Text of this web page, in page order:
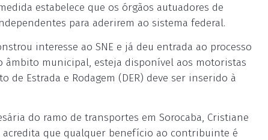
estabelece que os órgãos autuadores de
para aderirem ao sistema federal.
interesse ao SNE e já deu entrada ao processo
âmbito municipal, esteja disponível aos motoristas
de Estrada e Rodagem (DER) deve ser inserido à
do ramo de transportes em Sorocaba, Cristiane
que qualquer benefício ao contribuinte é